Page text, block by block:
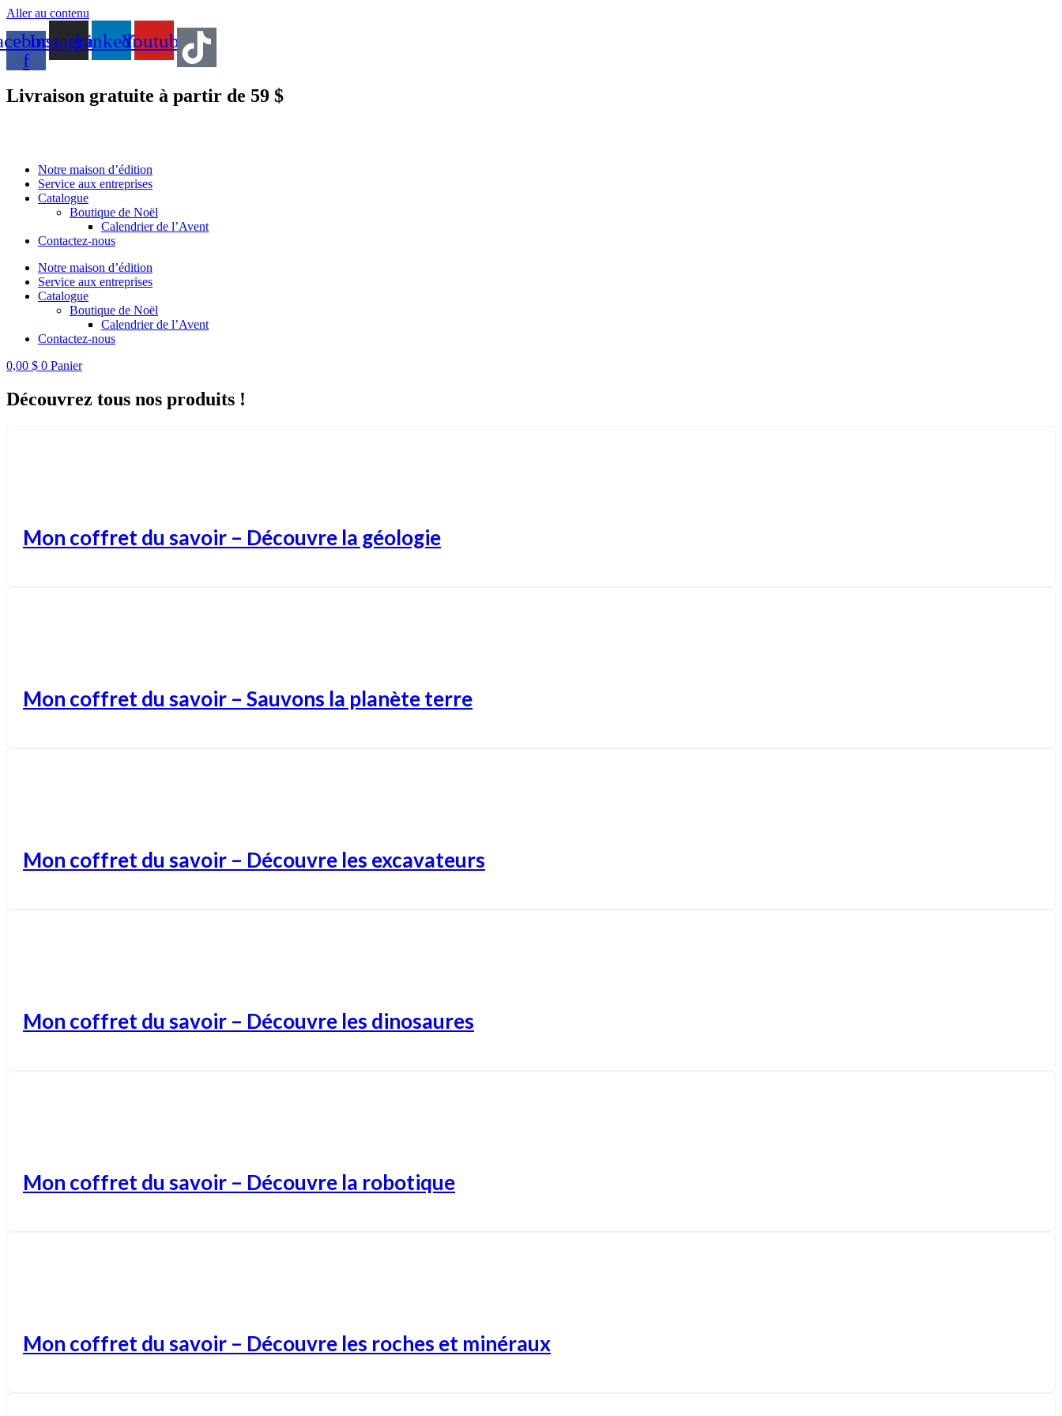
Aller au contenu
f
InstagramLinkedinYoutube
Livraison gratuite à partir de 59 $
Notre maison d’édition
Service aux entreprises
Catalogue
Boutique de Noël
Calendrier de l’Avent
Contactez-nous
Notre maison d’édition
Service aux entreprises
Catalogue
Boutique de Noël
Calendrier de l’Avent
Contactez-nous
0,00 $ 0 Panier
Découvrez tous nos produits !
Mon coffret du savoir – Découvre la géologie
Mon coffret du savoir – Sauvons la planète terre
Mon coffret du savoir – Découvre les excavateurs
Mon coffret du savoir – Découvre les dinosaures
Mon coffret du savoir – Découvre la robotique
Mon coffret du savoir – Découvre les roches et minéraux